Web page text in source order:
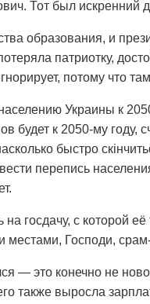
Тот был искренний
образования, и
патриотку,
потому что
Украины к
будет к 2050-му
быстро
перепись
госдачу, с которой
Господи,
— это конечно не
также выросла